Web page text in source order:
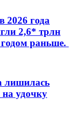
2026 года
2,6* трлн
раньше.
лишилась
удочку